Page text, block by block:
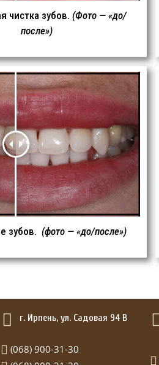
чистка зубов. (Фото — «до/
после»)
зубов.(фото — «до/после»)
г. Ирпень, ул. Садовая 94 В
(068) 900-31-30